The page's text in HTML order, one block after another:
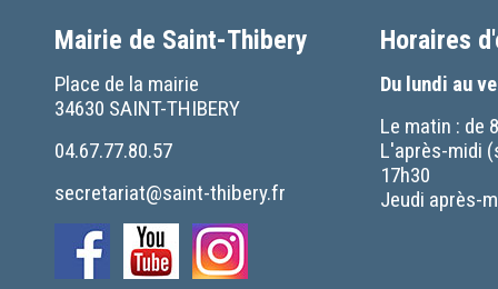
Mairie de Saint-Thibery
Place de la mairie
34630 SAINT-THIBERY
04.67.77.80.57
secretariat@saint-thibery.fr
Horaires
Du lundi au
Le matin : de
L'après-midi
17h30
Jeudi après-